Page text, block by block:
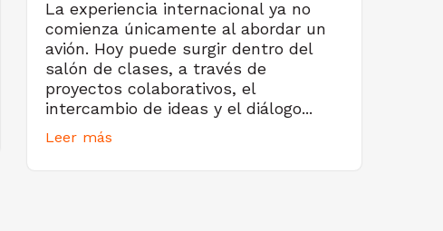
La experiencia internacional ya no
comienza únicamente al abordar un
avión. Hoy puede surgir dentro del
salón de clases, a través de
proyectos colaborativos, el
intercambio de ideas y el diálogo...
Leer más